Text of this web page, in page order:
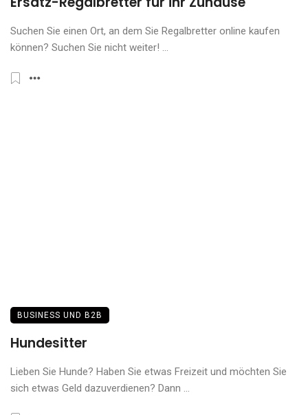
Suchen Sie einen Ort, an dem Sie Regalbretter online kaufen
können? Suchen Sie nicht weiter! ...
BUSINESS UND B2B
Hundesitter
Lieben Sie Hunde? Haben Sie etwas Freizeit und möchten Sie
sich etwas Geld dazuverdienen? Dann ...